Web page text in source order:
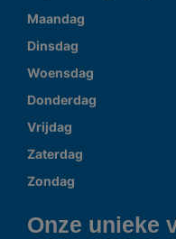
Maandag
Dinsdag
Woensdag
Donderdag
Vrijdag
Zaterdag
Zondag
Onze unieke